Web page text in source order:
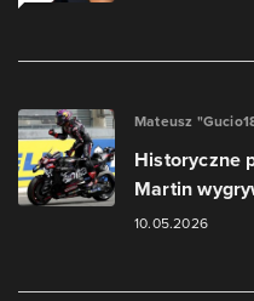
Mateusz
Historyczne
Martin
10.05.2026